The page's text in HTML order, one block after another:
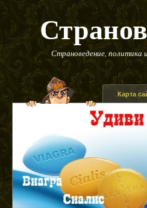
Страноведение, политика
Карта